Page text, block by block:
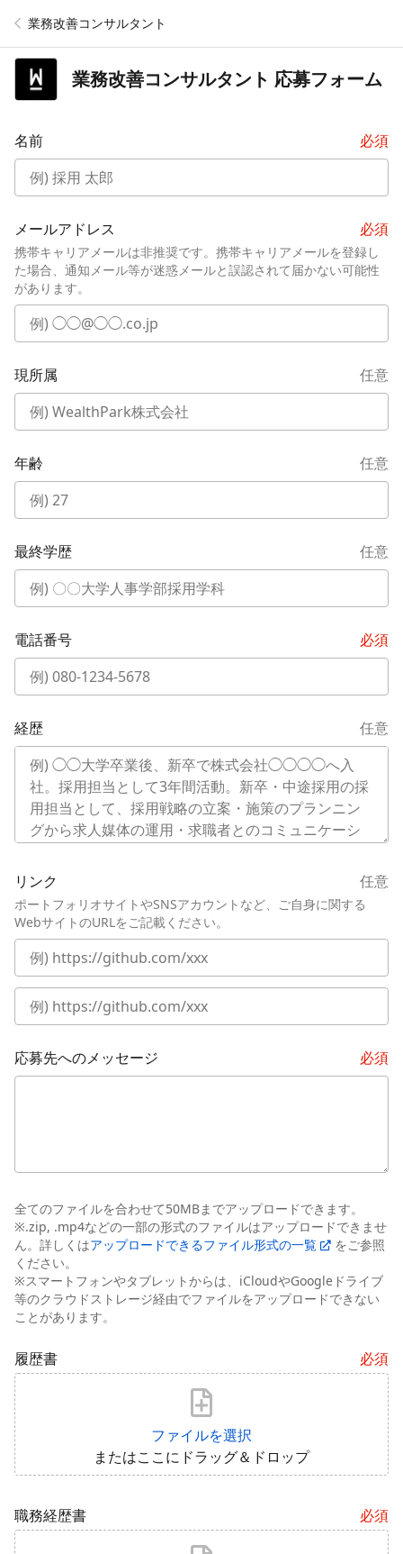
業務改善コンサルタント
業務改善コンサルタント 応募フォーム
名前 必須
メールアドレス 必須
携帯キャリアメールは非推奨です。携帯キャリアメールを登録し
た場合、通知メール等が迷惑メールと誤認されて届かない可能性
があります。
現所属 任意
年齢 任意
最終学歴 任意
電話番号 必須
経歴 任意
リンク 任意
ポートフォリオサイトやSNSアカウントなど、ご自身に関する
WebサイトのURLをご記載ください。
応募先へのメッセージ 必須
全てのファイルを合わせて50MBまでアップロードできます。
※.zip, .mp4などの一部の形式のファイルはアップロードできませ
ん。詳しくはアップロードできるファイル形式の一覧
をご参照
ください。
※スマートフォンやタブレットからは、iCloudやGoogleドライブ
等のクラウドストレージ経由でファイルをアップロードできない
ことがあります。
履歴書 必須
ファイルを選択
またはここにドラッグ＆ドロップ
職務経歴書 必須